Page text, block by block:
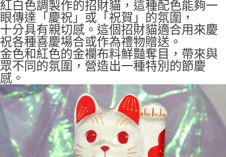
紅白色調製作的招財貓，這種配色能夠一
眼傳達「慶祝」或「祝賀」的氛圍，
十分具有親切感。這個招財貓適合用來慶
祝各種喜慶場合或作為禮物贈送。
金色和紅色的金襴布料鮮豔奪目，帶來與
眾不同的氛圍，營造出一種特別的節慶
感。